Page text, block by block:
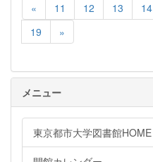
« 11 12 13 14
19
»
メニュー
東京都市大学図書館HOME